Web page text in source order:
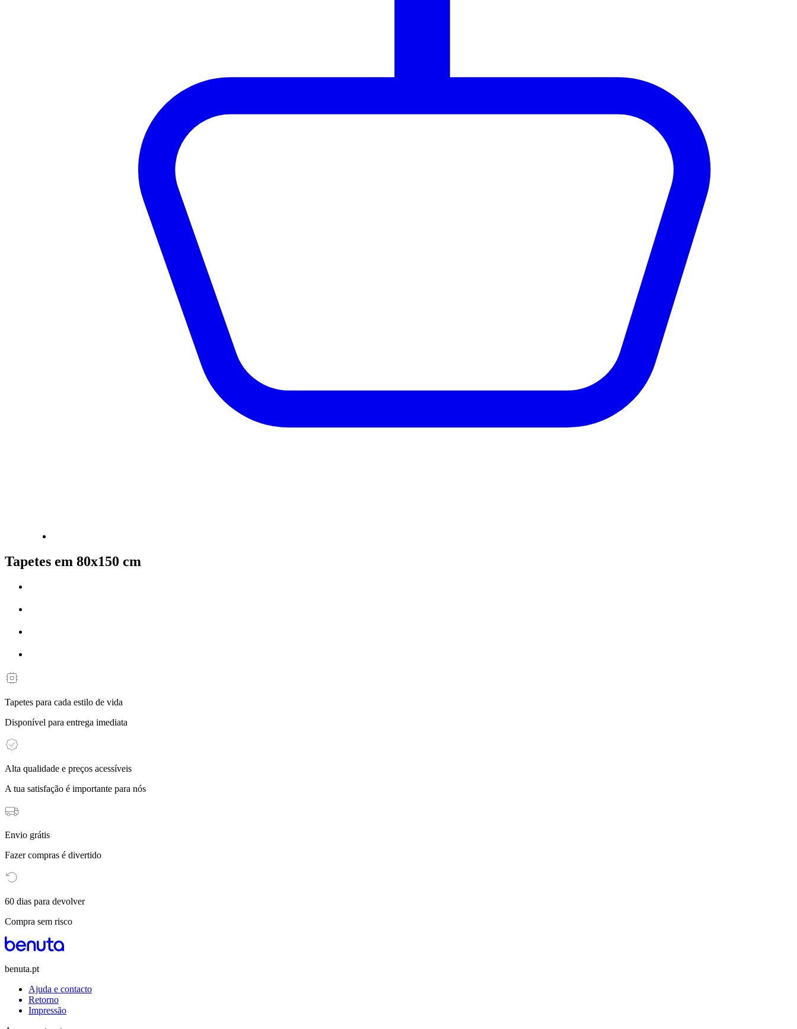
Tapetes em 80x150 cm
Tapetes para cada estilo de vida
Disponível para entrega imediata
Alta qualidade e preços acessíveis
A tua satisfação é importante para nós
Envio grátis
Fazer compras é divertido
60 dias para devolver
Compra sem risco
benuta.pt
Ajuda e contacto
Retorno
Impressão